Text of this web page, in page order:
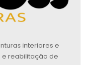
interiores e
reabilitação de